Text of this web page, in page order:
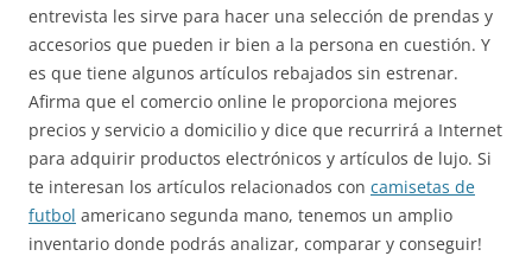
entrevista les sirve para hacer una selección de prendas y
accesorios que pueden ir bien a la persona en cuestión. Y
es que tiene algunos artículos rebajados sin estrenar.
Afirma que el comercio online le proporciona mejores
precios y servicio a domicilio y dice que recurrirá a Internet
para adquirir productos electrónicos y artículos de lujo. Si
te interesan los artículos relacionados con camisetas de
futbol americano segunda mano, tenemos un amplio
inventario donde podrás analizar, comparar y conseguir!